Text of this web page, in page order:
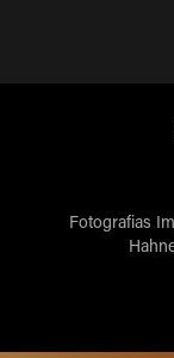
Fotografias